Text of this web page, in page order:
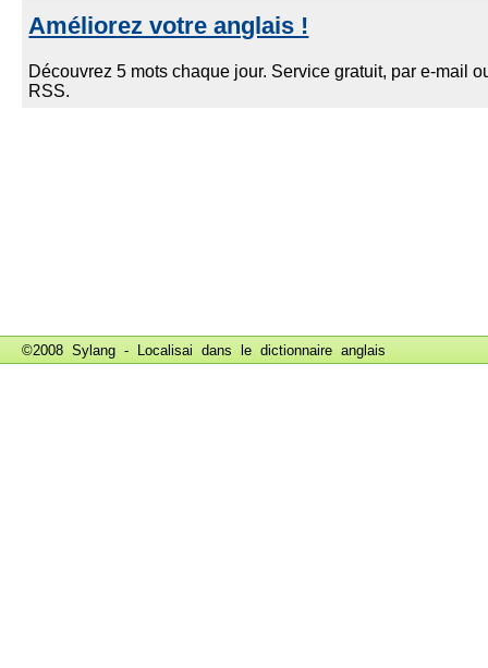
©2008 Sylang - Localisai dans le dictionnaire anglais